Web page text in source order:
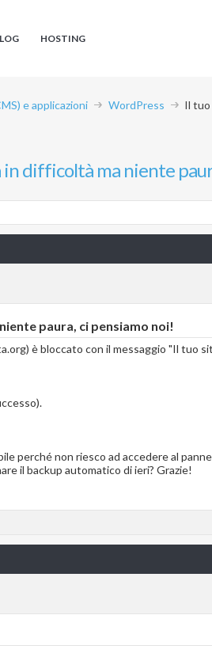
HOSTING
e applicazioni WordPress
Il tuo
in difficoltà ma niente
paura, ci pensiamo noi!
è bloccato con il messaggio "Il tuo
perché non riesco ad accedere al
il backup automatico di ieri? Grazie!